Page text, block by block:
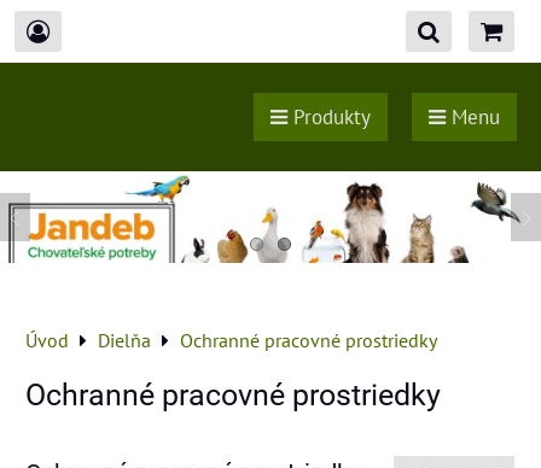
Produkty Menu
Úvod Dielňa Ochranné pracovné prostriedky
Ochranné pracovné prostriedky